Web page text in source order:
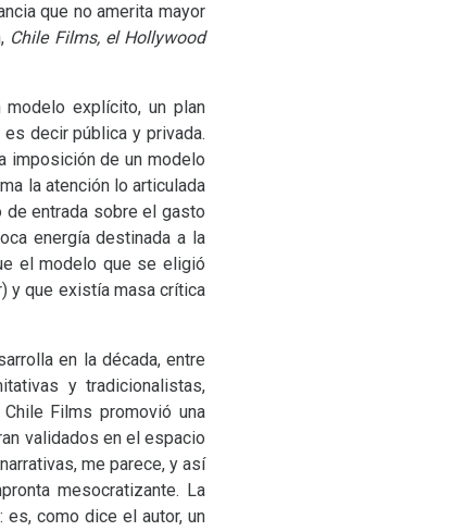
que no amerita mayor
Chile Films, el Hollywood
explícito, un plan
decir pública y privada.
imposición de un modelo
la atención lo articulada
entrada sobre el gasto
energía destinada a la
el modelo que se eligió
y que existía masa crítica
en la década, entre
y tradicionalistas,
Films promovió una
validados en el espacio
me parece, y así
mesocratizante. La
es, como dice el autor, un